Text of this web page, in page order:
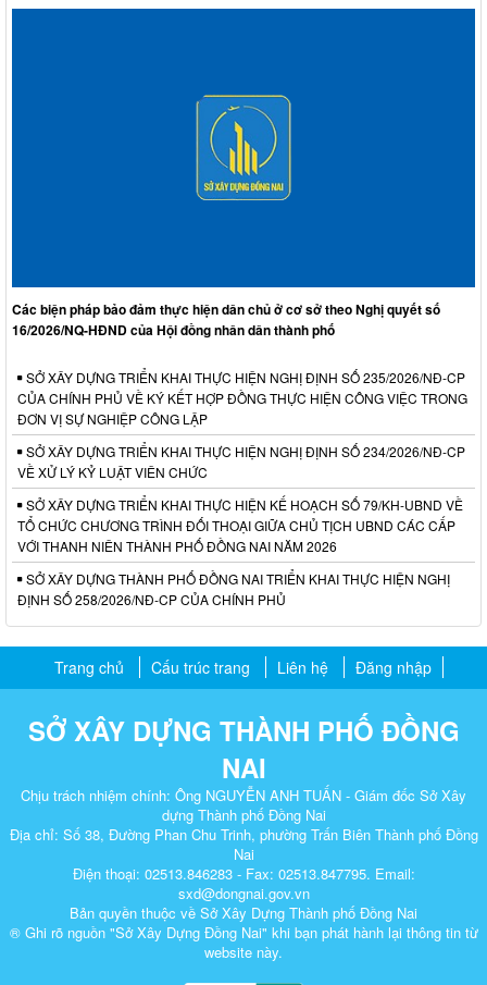
Các biện pháp bảo đảm thực hiện dân chủ ở cơ sở theo Nghị quyết số
16/2026/NQ-HĐND của Hội đồng nhân dân thành phố
SỞ XÂY DỰNG TRIỂN KHAI THỰC HIỆN NGHỊ ĐỊNH SỐ 235/2026/NĐ-CP
CỦA CHÍNH PHỦ VỀ KÝ KẾT HỢP ĐỒNG THỰC HIỆN CÔNG VIỆC TRONG
ĐƠN VỊ SỰ NGHIỆP CÔNG LẬP
SỞ XÂY DỰNG TRIỂN KHAI THỰC HIỆN NGHỊ ĐỊNH SỐ 234/2026/NĐ-CP
VỀ XỬ LÝ KỶ LUẬT VIÊN CHỨC
SỞ XÂY DỰNG TRIỂN KHAI THỰC HIỆN KẾ HOẠCH SỐ 79/KH-UBND VỀ
TỔ CHỨC CHƯƠNG TRÌNH ĐỐI THOẠI GIỮA CHỦ TỊCH UBND CÁC CẤP
VỚI THANH NIÊN THÀNH PHỐ ĐỒNG NAI NĂM 2026
SỞ XÂY DỰNG THÀNH PHỐ ĐỒNG NAI TRIỂN KHAI THỰC HIỆN NGHỊ
ĐỊNH SỐ 258/2026/NĐ-CP CỦA CHÍNH PHỦ
Trang chủ Cấu trúc trang Liên hệ Đăng nhập
SỞ XÂY DỰNG THÀNH PHỐ ĐỒNG
NAI
Chịu trách nhiệm chính: Ông NGUYỄN ANH TUẤN - Giám đốc Sở Xây
dựng Thành phố Đồng Nai
Địa chỉ: Số 38, Đường Phan Chu Trinh, phường Trấn Biên Thành phố Đồng
Nai
Điện thoại: 02513.846283 - Fax: 02513.847795. Email:
sxd@dongnai.gov.vn
Bản quyền thuộc về Sở Xây Dựng Thành phố Đồng Nai
® Ghi rõ nguồn "Sở Xây Dựng Đồng Nai" khi bạn phát hành lại thông tin từ
website này.​